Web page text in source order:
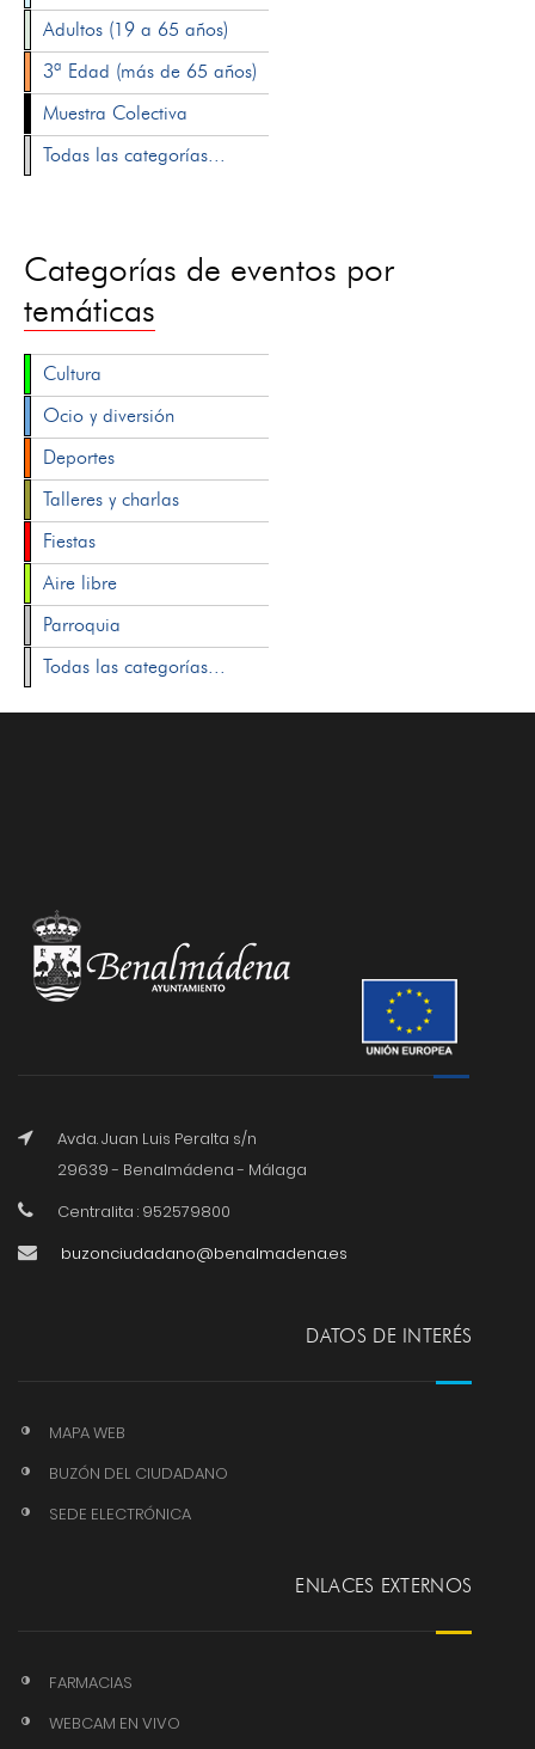
Adultos (19 a 65 años)
3ª Edad (más de 65 años)
Muestra Colectiva
Todas las categorías...
Categorías de eventos por
temáticas
Cultura
Ocio y diversión
Deportes
Talleres y charlas
Fiestas
Aire libre
Parroquia
Todas las categorías...
Avda. Juan Luis Peralta s/n
29639 - Benalmádena - Málaga
Centralita : 952579800
buzonciudadano@benalmadena.es
DATOS DE INTERÉS
MAPA WEB
BUZÓN DEL CIUDADANO
SEDE ELECTRÓNICA
ENLACES EXTERNOS
FARMACIAS
WEBCAM EN VIVO